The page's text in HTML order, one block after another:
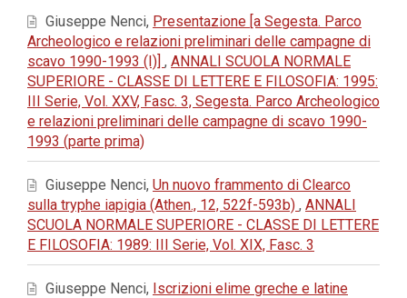
Giuseppe Nenci, Presentazione [a Segesta. Parco
Archeologico e relazioni preliminari delle campagne di
scavo 1990-1993 (I)] , ANNALI SCUOLA NORMALE
SUPERIORE - CLASSE DI LETTERE E FILOSOFIA: 1995:
III Serie, Vol. XXV, Fasc. 3, Segesta. Parco Archeologico
e relazioni preliminari delle campagne di scavo 1990-
1993 (parte prima)
Giuseppe Nenci, Un nuovo frammento di Clearco
sulla tryphe iapigia (Athen., 12, 522f-593b) , ANNALI
SCUOLA NORMALE SUPERIORE - CLASSE DI LETTERE
E FILOSOFIA: 1989: III Serie, Vol. XIX, Fasc. 3
Giuseppe Nenci, Iscrizioni elime greche e latine